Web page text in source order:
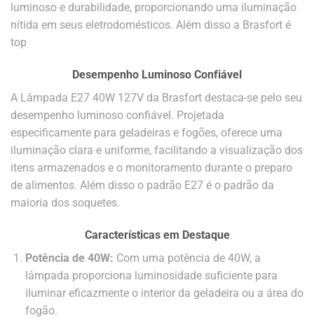
luminoso e durabilidade, proporcionando uma iluminação
nítida em seus eletrodomésticos. Além disso a Brasfort é
top
Desempenho Luminoso Confiável
A Lâmpada E27 40W 127V da Brasfort destaca-se pelo seu
desempenho luminoso confiável. Projetada
especificamente para geladeiras e fogões, oferece uma
iluminação clara e uniforme, facilitando a visualização dos
itens armazenados e o monitoramento durante o preparo
de alimentos. Além disso o padrão E27 é o padrão da
maioria dos soquetes.
Características em Destaque
Potência de 40W: Com uma potência de 40W, a
lâmpada proporciona luminosidade suficiente para
iluminar eficazmente o interior da geladeira ou a área do
fogão.